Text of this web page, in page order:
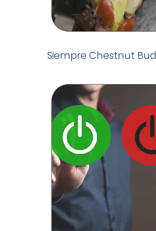
Siempre Chestnut Bud